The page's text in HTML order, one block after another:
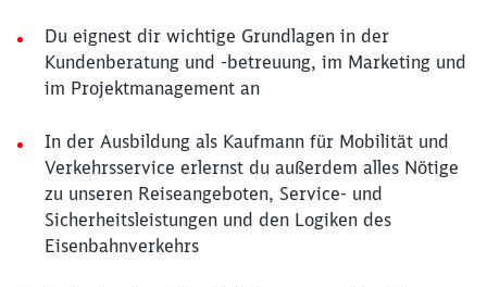
Du eignest dir wichtige Grundlagen in der
Kundenberatung und -betreuung, im Marketing und
im Projektmanagement an
In der Ausbildung als Kaufmann für Mobilität und
Verkehrsservice erlernst du außerdem alles Nötige
zu unseren Reiseangeboten, Service- und
Sicherheitsleistungen und den Logiken des
Eisenbahnverkehrs